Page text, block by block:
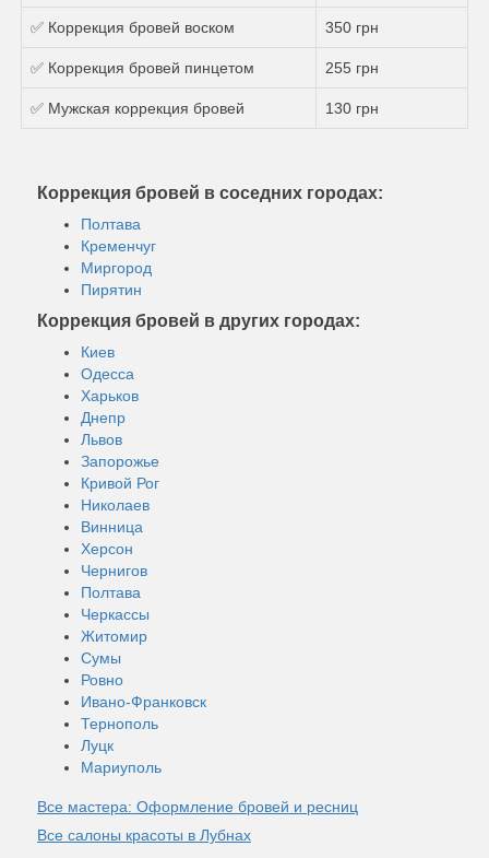
✅ Коррекция бровей воском 350 грн
✅ Коррекция бровей пинцетом 255 грн
✅ Мужская коррекция бровей 130 грн
Коррекция бровей в соседних городах:
Полтава
Кременчуг
Миргород
Пирятин
Коррекция бровей в других городах:
Киев
Одесса
Харьков
Днепр
Львов
Запорожье
Кривой Рог
Николаев
Винница
Херсон
Чернигов
Полтава
Черкассы
Житомир
Сумы
Ровно
Ивано-Франковск
Тернополь
Луцк
Мариуполь
Все мастера: Оформление бровей и ресниц
Все салоны красоты в Лубнах